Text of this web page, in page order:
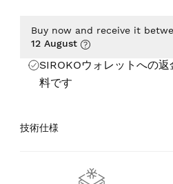
SIROKOウォレットへの
料です
Buy now and receive it
12 August
技術仕様